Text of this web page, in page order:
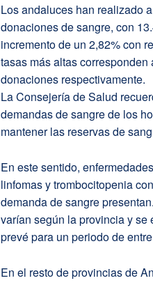
Los andaluces han realizado
donaciones de sangre, con
incremento de un 2,82% con
tasas más altas corresponden
donaciones respectivamente.
La Consejería de Salud
demandas de sangre de los
mantener las reservas de
En este sentido,
linfomas y trombocitopenia
demanda de sangre
varían según la provincia y
prevé para un periodo de
En el resto de provincias de